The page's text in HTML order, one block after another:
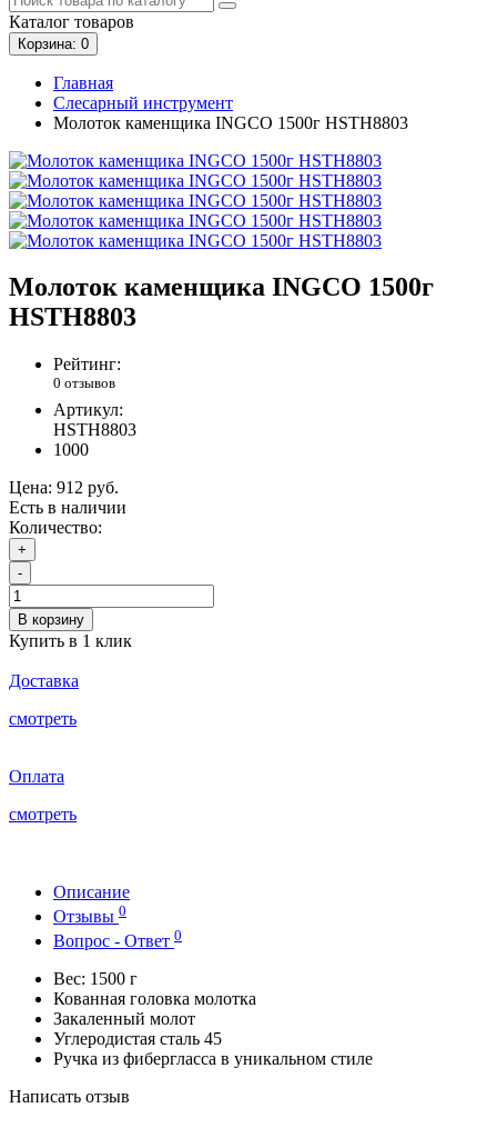
Каталог товаров
Корзина: 0
Главная
Слесарный инструмент
Молоток каменщика INGCO 1500г HSTH8803
Молоток каменщика INGCO 1500г
HSTH8803
Рейтинг:
0 отзывов
Артикул:
HSTH8803
1000
Цена: 912 руб.
Есть в наличии
Количество:
+
-
В корзину
Купить в 1 клик
Доставка
смотреть
Оплата
смотреть
Описание
Отзывы 0
Вопрос - Ответ 0
Вес: 1500 г
Кованная головка молотка
Закаленный молот
Углеродистая сталь 45
Ручка из фибергласса в уникальном стиле
Написать отзыв